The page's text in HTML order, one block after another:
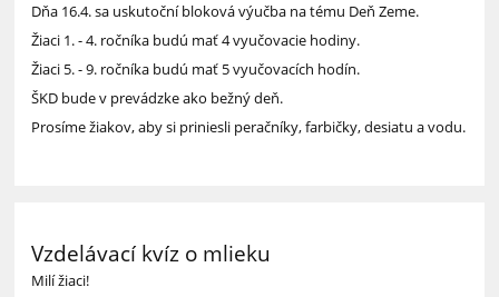
Dňa 16.4. sa uskutoční bloková výučba na tému Deň Zeme.
Žiaci 1. - 4. ročníka budú mať 4 vyučovacie hodiny.
Žiaci 5. - 9. ročníka budú mať 5 vyučovacích hodín.
ŠKD bude v prevádzke ako bežný deň.
Prosíme žiakov, aby si priniesli peračníky, farbičky, desiatu a vodu.
Vzdelávací kvíz o mlieku
Milí žiaci!